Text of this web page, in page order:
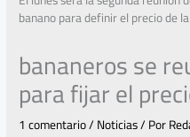
banano para definir el precio de
bananeros se
para fijar el
1 comentario/Noticias/ Por